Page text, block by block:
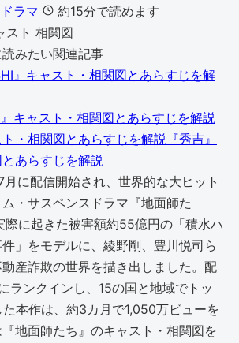
ドラマ 約15分で読めます
みたい関連記事
』キャスト・相関図とあらすじを解説
『秀吉』
あらすじを解説
に配信開始され、世界的な大ヒット
・サスペンスドラマ『地面師た
際に起きた被害額約55億円の「積水ハ
」をモデルに、綾野剛、豊川悦司ら
産詐欺の世界を描き出しました。配
ランクインし、15の国と地域でトッ
本作は、約3カ月で1,050万ビューを
地面師たち』のキャスト・相関図を